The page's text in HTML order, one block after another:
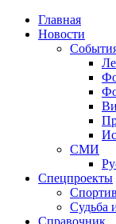
Главная
Новости
СМИ
Спецпроекты
Судьба
Справочник